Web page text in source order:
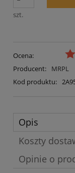
szt.
Ocena:
Producent:
MRPL
Kod produktu:
Opis
Koszty
Cena nie
Opinie o